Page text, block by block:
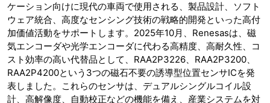
ケーション向けに現代の車両で使用される、製品設計、ソフト
ウェア統合、高度なセンシング技術の戦略的開発といった高付
加価値活動をサポートします。2025年10月、Renesasは、磁
気エンコーダや光学エンコーダに代わる高精度、高耐久性、コ
スト効率の高い代替品として、RAA2P3226、RAA2P3200、
RAA2P4200という3つの磁石不要の誘導型位置センサICを発
表しました。これらのセンサは、デュアルシングルコイル設
計、高解像度、自動校正などの機能を備え、産業システムを対